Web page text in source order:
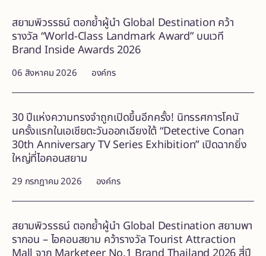
06 สิงหาคม 2026 องค์กร
สยามพิวรรธน์ ตอกย้ำผู้นำ Global Destination คว้า
รางวัล “World-Class Landmark Award” บนเวที
Brand Inside Awards 2026
29 กรกฎาคม 2026 องค์กร
30 ปีแห่งความทรงจำถูกเปิดขึ้นอีกครั้ง! นิทรรศการโคนั
นครั้งแรกในเอเชียตะวันออกเฉียงใต้ “Detective Conan
30th Anniversary TV Series Exhibition” เปิดฉากยิ่ง
ใหญ่ที่ไอคอนสยาม
สยามพิวรรธน์ ตอกย้ำผู้นำ Global Destination สยามพา
รากอน – ไอคอนสยาม คว้ารางวัล Tourist Attraction